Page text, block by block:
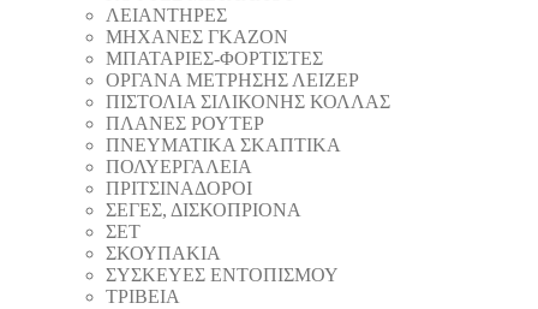
ΛΕΙΑΝΤΗΡEΣ
ΜΗΧΑΝΕΣ ΓΚΑΖΟΝ
ΜΠΑΤΑΡΙΕΣ-ΦΟΡΤΙΣΤΕΣ
ΟΡΓΑΝΑ ΜΕΤΡΗΣΗΣ ΛΕΙΖΕΡ
ΠΙΣΤΟΛΙA ΣΙΛΙΚΟΝΗΣ ΚΟΛΛΑΣ
ΠΛΑΝΕΣ ΡΟΥΤΕΡ
ΠΝΕΥΜΑΤΙΚΑ ΣΚΑΠΤΙΚΑ
ΠΟΛΥΕΡΓΑΛΕΙΑ
ΠΡΙΤΣΙΝΑΔΟΡΟΙ
ΣΕΓΕΣ, ΔΙΣΚΟΠΡΙΟΝΑ
ΣΕΤ
ΣΚΟΥΠΑΚΙΑ
ΣΥΣΚΕΥΕΣ ΕΝΤΟΠΙΣΜΟΥ
ΤΡΙΒΕΙΑ